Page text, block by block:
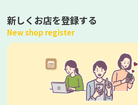
新しくお店を登録する
New shop register